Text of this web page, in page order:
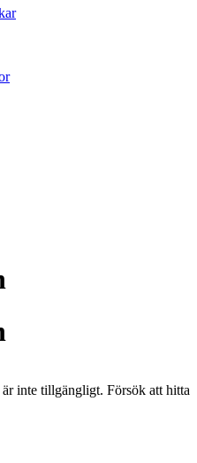
inte tillgängligt. Försök att hitta